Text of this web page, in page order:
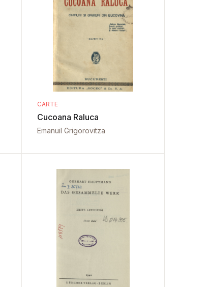
CARTE
Cucoana Raluca
Emanuil Grigorovitza